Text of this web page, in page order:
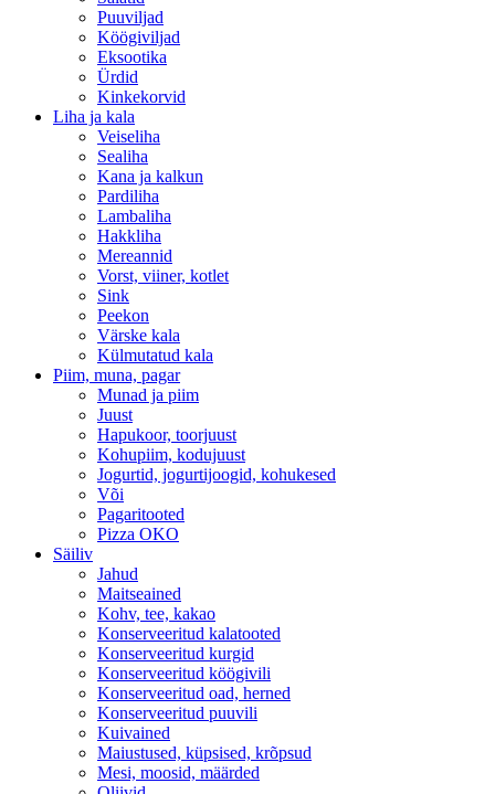
Puuviljad
Köögiviljad
Eksootika
Ürdid
Kinkekorvid
Liha ja kala
Veiseliha
Sealiha
Kana ja kalkun
Pardiliha
Lambaliha
Hakkliha
Mereannid
Vorst, viiner, kotlet
Sink
Peekon
Värske kala
Külmutatud kala
Piim, muna, pagar
Munad ja piim
Juust
Hapukoor, toorjuust
Kohupiim, kodujuust
Jogurtid, jogurtijoogid, kohukesed
Või
Pagaritooted
Pizza OKO
Säiliv
Jahud
Maitseained
Kohv, tee, kakao
Konserveeritud kalatooted
Konserveeritud kurgid
Konserveeritud köögivili
Konserveeritud oad, herned
Konserveeritud puuvili
Kuivained
Maiustused, küpsised, krõpsud
Mesi, moosid, määrded